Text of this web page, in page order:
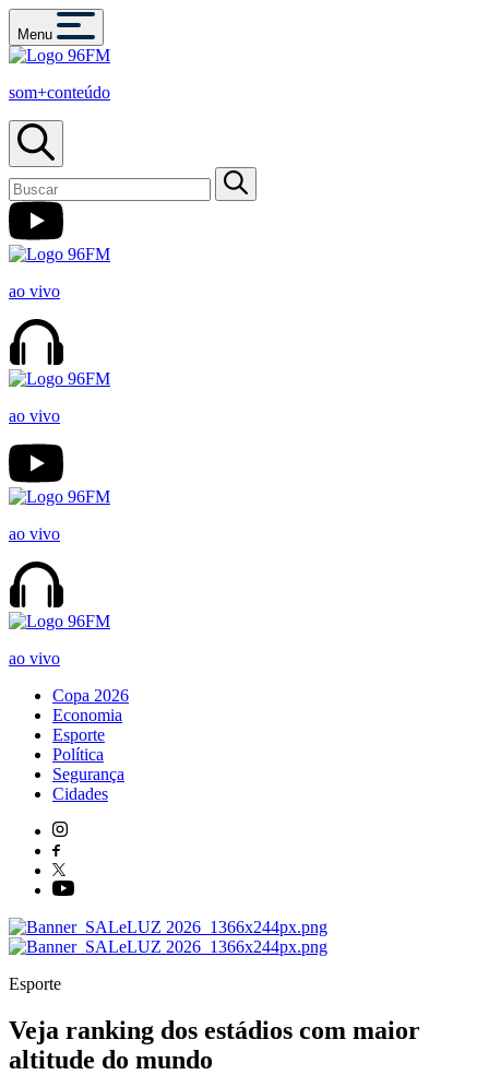
Menu
som+conteúdo
ao vivo
ao vivo
ao vivo
ao vivo
Copa 2026
Economia
Esporte
Política
Segurança
Cidades
Esporte
Veja ranking dos estádios com maior
altitude do mundo